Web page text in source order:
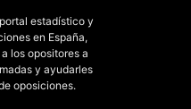
estadístico y
en España,
los opositores a
y ayudarles
oposiciones.